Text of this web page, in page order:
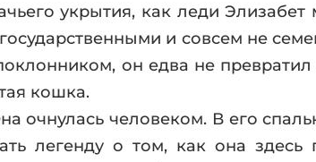
укрытия, как леди Элизабет
и совсем не
он едва не
кошка.
очнулась человеком. В его
легенду о том, как она здесь